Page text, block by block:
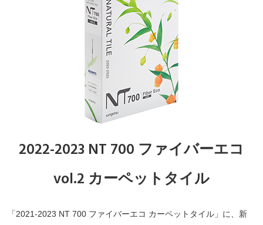
2022-2023 NT 700 ファイバーエコ
vol.2 カーペットタイル
「2021-2023 NT 700 ファイバーエコ カーペットタイル」に、新